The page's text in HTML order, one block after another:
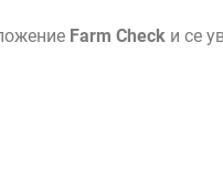
Farm Checkи се